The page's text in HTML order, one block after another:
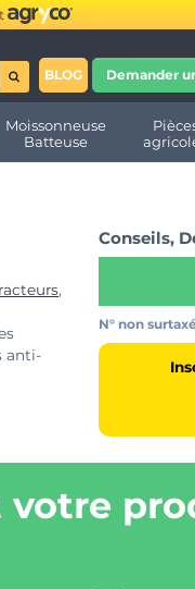
BLOG
Demander
Moissonneuse
Batteuse
,
anti-
Conseils,
N° non
votre